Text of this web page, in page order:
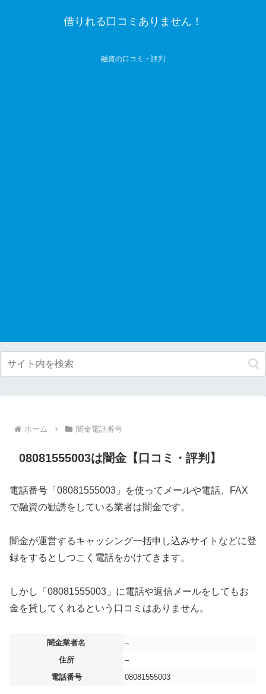
借りれる口コミありません！
融資の口コミ・評判
ホーム 闇金電話番号
08081555003は闇金【口コミ・評判】
電話番号「08081555003」を使ってメールや電話、FAX
で融資の勧誘をしている業者は闇金です。
闇金が運営するキャッシング一括申し込みサイトなどに登
録をするとしつこく電話をかけてきます。
しかし「08081555003」に電話や返信メールをしてもお
金を貸してくれるという口コミはありません。
闇金業者名
–
住所
–
電話番号
08081555003